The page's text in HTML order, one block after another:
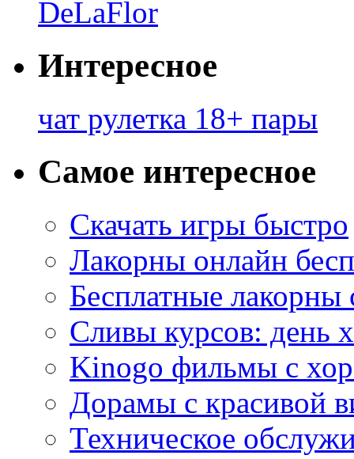
DeLaFlor
Интересное
чат рулетка 18+ пары
Самое интересное
Скачать игры быстро
Лакорны онлайн
Бесплатные лакорны
Сливы курсов: день
Kinogo фильмы с
Дорамы с красивой
Техническое